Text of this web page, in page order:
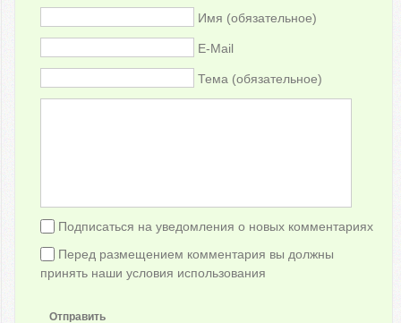
Имя (обязательное)
E-Mail
Тема (обязательное)
Подписаться на уведомления о новых комментариях
Перед размещением комментария вы должны
принять наши условия использования
Отправить